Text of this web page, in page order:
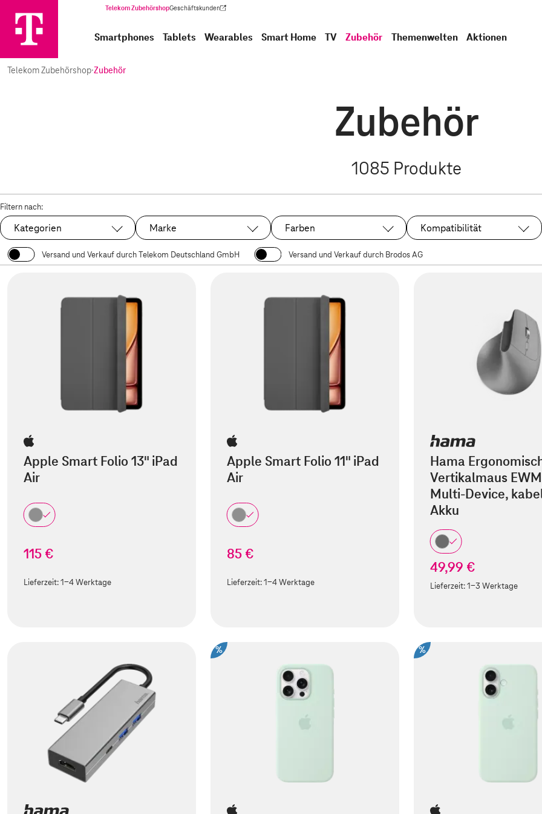
Telekom ZubehörshopGeschäftskunden
(Wird in einem neuen Tab geöffnet)
Smartphones Tablets Wearables Smart Home TV Zubehör Themenwelten Aktionen
Telekom Zubehörshop·Zubehör
Zubehör
1085 Produkte
Filtern nach:
Kategorien Marke Farben Kompatibilität
Versand und Verkauf durch Telekom Deutschland GmbH Versand und Verkauf durch Brodos AG
Apple Smart Folio 13" iPad
Air
115 €
Lieferzeit:1-4 Werktage
Apple Smart Folio 11" iPad
Air
85 €
Lieferzeit:1-4 Werktage
Hama
Vertikalmaus
Multi-Device,
Akku
49,99 €
Lieferzeit:1-3 Werktage
% %